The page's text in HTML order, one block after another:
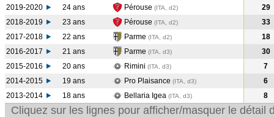
2019-2020
24 ans Pérouse (ITA, d2)
29
2018-2019
23 ans Pérouse (ITA, d2)
33
2017-2018
22 ans Parme (ITA, d2)
18
2016-2017
21 ans Parme (ITA, d3)
30
2015-2016
20 ans Rimini (ITA, d3)
7
2014-2015
19 ans Pro Plaisance (ITA, d3)
6
2013-2014
18 ans Bellaria Igea (ITA, d3) 8
Cliquez sur les lignes pour afficher/masquer le détail